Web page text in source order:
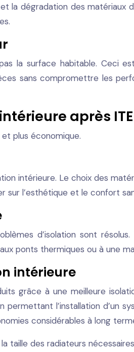
la dégradation des
la surface habitable.
sans compromettre les
après ITE
plus économique.
intérieure. Le choix des
l’esthétique et le confort
d’isolation sont
ponts thermiques ou à une
intérieure
grâce à une meilleure
permettant l’installation d’un
considérables à long
taille des radiateurs